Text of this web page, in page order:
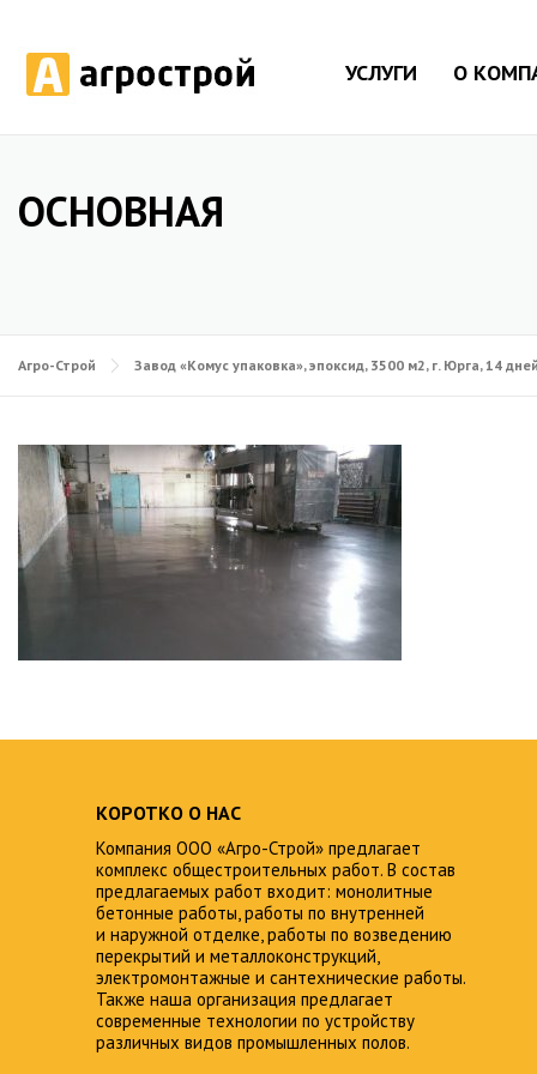
УСЛУГИ О
ОСНОВНАЯ
Агро-Строй Завод «Комус упаковка», эпоксид, 3500 м2, г. Юрга, 14
КОРОТКО О НАС
Компания ООО «Агро-Строй» предлагает
комплекс общестроительных работ. В состав
предлагаемых работ входит: монолитные
бетонные работы, работы по внутренней
и наружной отделке, работы по возведению
перекрытий и металлоконструкций,
электромонтажные и сантехнические работы.
Также наша организация предлагает
современные технологии по устройству
различных видов промышленных полов.